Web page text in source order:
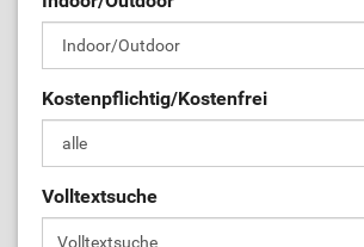
ÜL-Börse
Kostenpflichtig/Kostenfrei
Volltextsuche